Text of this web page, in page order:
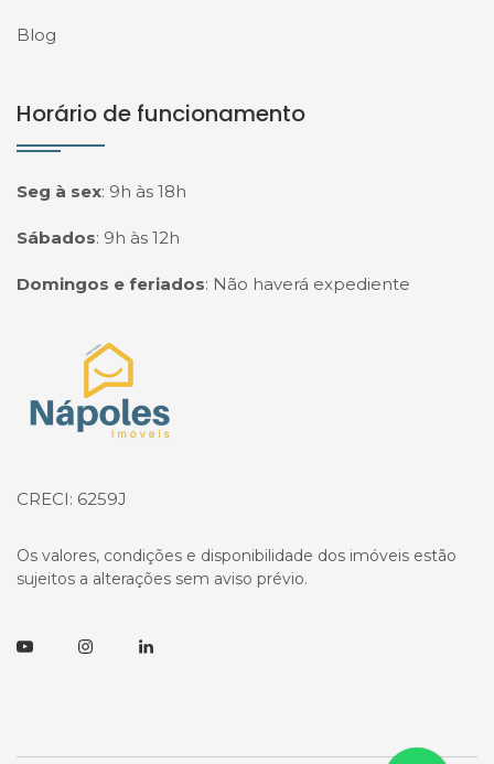
Blog
Horário de funcionamento
Seg à sex: 9h às 18h
Sábados: 9h às 12h
Domingos e feriados: Não haverá expediente
Página inicial
CRECI: 6259J
Os valores, condições e disponibilidade dos imóveis estão
sujeitos a alterações sem aviso prévio.
YoutubeInstagramLinkedin